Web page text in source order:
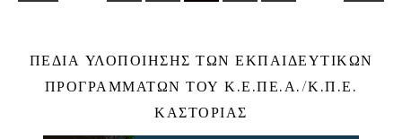
ΠΕΔΊΑ ΥΛΟΠΟΊΗΣΗΣ ΤΩΝ ΕΚΠΑΙΔΕΥΤΙΚΏΝ
ΠΡΟΓΡΑΜΜΆΤΩΝ ΤΟΥ Κ.Ε.ΠΕ.Α./Κ.Π.Ε.
ΚΑΣΤΟΡΙΆΣ